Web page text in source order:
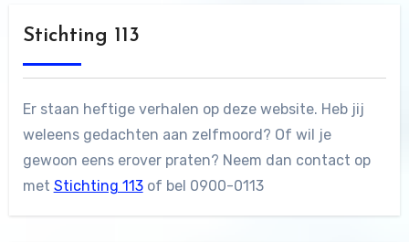
Stichting 113
Er staan heftige verhalen op deze website. Heb jij
weleens gedachten aan zelfmoord? Of wil je
gewoon eens erover praten? Neem dan contact op
met Stichting 113of bel 0900-0113